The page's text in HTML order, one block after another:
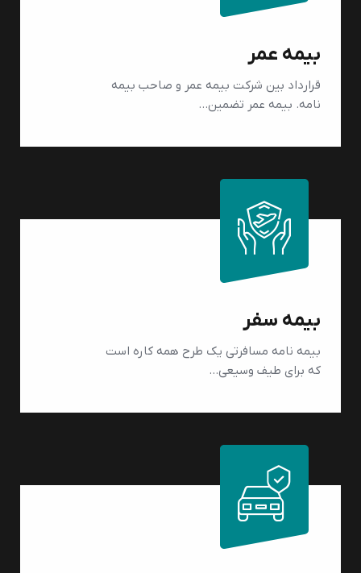
بیمه عمر
قرارداد بین شرکت بیمه عمر و صاحب بیمه
نامه. بیمه عمر تضمین…
بیمه سفر
بیمه نامه مسافرتی یک طرح همه کاره است
که برای طیف وسیعی…